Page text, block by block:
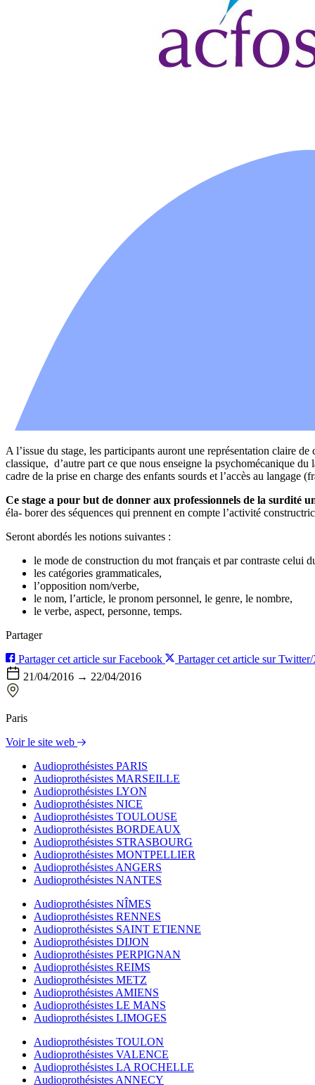
A l’issue du stage, les participants auront une représentation claire
classique, d’autre part ce que nous enseigne la psychomécanique du
cadre de la prise en charge des enfants sourds et l’accès au langage
Ce stage a pour but de donner aux professionnels de la surdité
éla- borer des séquences qui prennent en compte l’activité
Seront abordés les notions suivantes :
le mode de construction du mot français et par contraste celui
les catégories grammaticales,
l’opposition nom/verbe,
le nom, l’article, le pronom personnel, le genre, le nombre,
le verbe, aspect, personne, temps.
Partager
Partager cet article sur Facebook
Partager cet article sur
21/04/2016 → 22/04/2016
Paris
Voir le site web
Audioprothésistes PARIS
Audioprothésistes MARSEILLE
Audioprothésistes LYON
Audioprothésistes NICE
Audioprothésistes TOULOUSE
Audioprothésistes BORDEAUX
Audioprothésistes STRASBOURG
Audioprothésistes MONTPELLIER
Audioprothésistes ANGERS
Audioprothésistes NANTES
Audioprothésistes NÎMES
Audioprothésistes RENNES
Audioprothésistes SAINT ETIENNE
Audioprothésistes DIJON
Audioprothésistes PERPIGNAN
Audioprothésistes REIMS
Audioprothésistes METZ
Audioprothésistes AMIENS
Audioprothésistes LE MANS
Audioprothésistes LIMOGES
Audioprothésistes TOULON
Audioprothésistes VALENCE
Audioprothésistes LA ROCHELLE
Audioprothésistes ANNECY